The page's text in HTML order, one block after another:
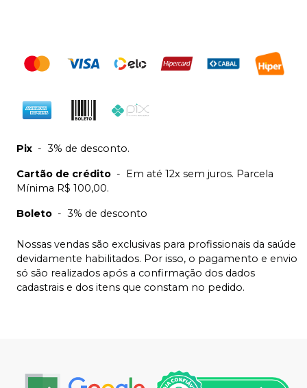
Pix - 3% de desconto.
Cartão de crédito - Em até 12x sem juros. Parcela
Mínima R$ 100,00.
Boleto - 3% de desconto
Nossas vendas são exclusivas para profissionais da saúde
devidamente habilitados. Por isso, o pagamento e envio
só são realizados após a confirmação dos dados
cadastrais e dos itens que constam no pedido.